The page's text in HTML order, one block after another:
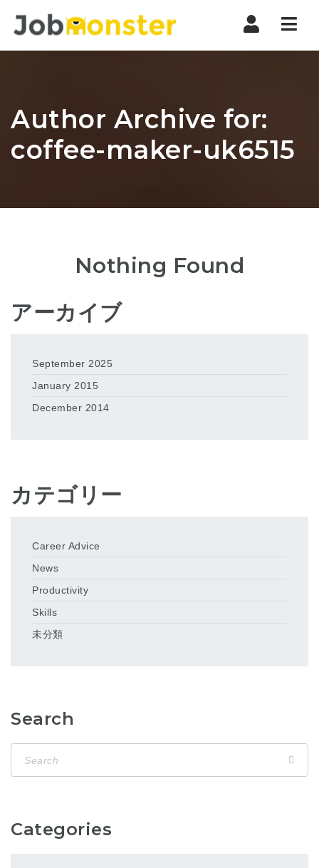
Author Archive for:
coffee-maker-uk6515
Nothing Found
アーカイブ
September 2025
January 2015
December 2014
カテゴリー
Career Advice
News
Productivity
Skills
未分類
Search
Categories